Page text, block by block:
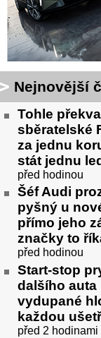
Nejnovější
Tohle
sběratelské
za jednu
stát jednu
před hodinou
Šéf Audi
pyšný u
přímo jeho
značky to
před hodinou
Start-stop
dalšího auta
vydupané
každou
před 2 hodinami